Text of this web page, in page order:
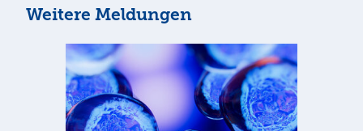
Weitere Meldungen